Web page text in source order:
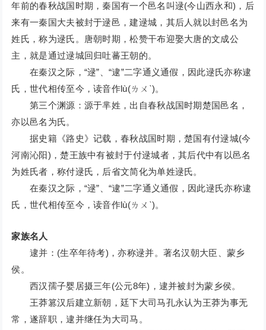
年前的春秋战国时期，秦国有一个邑名叫逯(今山西永和)，后
来有一秦国大夫被封于逯邑，建逯城，其后人就以封邑名为
姓氏，称为逯氏。唐朝时期，松赞干布迎娶大唐的文成公
主，就是通过逯城回归吐蕃王朝的。
在秦汉之际，“逯”、“逮”二字通义通假，因此逯氏亦称逮
氏，世代相传至今，读音作lù(ㄌㄨˋ)。
第三个渊源：源于芈姓，出自春秋战国时期楚国邑名，
亦以邑名为氏。
据史籍《路史》记载，春秋战国时期，楚国有付逯城(今
河南沁阳)，楚王族中有被封于付逯城者，其后代中有以邑名
为姓氏者，称付逯氏，后省文简化为单姓逯氏。
在秦汉之际，“逯”、“逮”二字通义通假，因此逯氏亦称逮
氏，世代相传至今，读音作lù(ㄌㄨˋ)。
家族名人
逮并：(生卒年待考)，亦称逯并。著名汉朝大臣、蒙乡
侯。
西汉孺子婴居摄三年(公元8年)，逮并被封为蒙乡侯。
王莽篡汉后建立新朝，廷下大司马孔永认为王莽为事无
常，遂辞职，逮并继任为大司马。